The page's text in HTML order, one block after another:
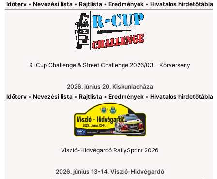
Időterv • Nevezési lista • Rajtlista • Eredmények • Hivatalos hirdetőtábla
R-Cup Challenge & Street Challenge 2026/03 - Körverseny
2026. június 20. Kiskunlacháza
Időterv • Nevezési lista • Rajtlista • Eredmények • Hivatalos hirdetőtábla
Viszló-Hidvégardó RallySprint 2026
2026. június 13-14. Viszló-Hidvégardó